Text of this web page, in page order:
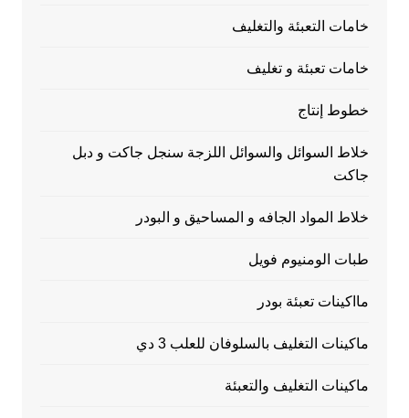
خامات التعبئة والتغليف
خامات تعبئة و تغليف
خطوط إنتاج
خلاط السوائل والسوائل اللزجة سنجل جاكت و دبل
جاكت
خلاط المواد الجافه و المساحيق و البودر
طبات الومنيوم فويل
مااكينات تعبئة بودر
ماكينات التغليف بالسلوفان للعلب 3 دي
ماكينات التغليف والتعبئة